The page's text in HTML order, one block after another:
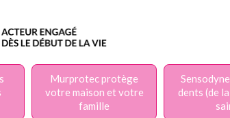
Murprotec protège
votre maison et votre
famille
dents (de